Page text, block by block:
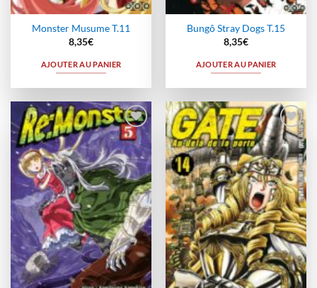
Monster Musume T.11
8,35€
AJOUTER AU PANIER
Bungô Stray Dogs T.15
8,35€
AJOUTER AU PANIER
Ajouter
à la
wishlist
Ajouter
à la
wishlist